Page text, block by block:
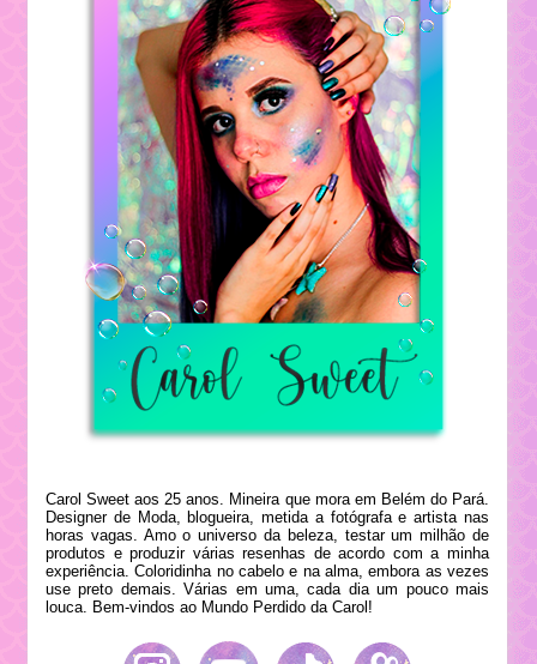
Carol Sweet aos 25 anos. Mineira que mora em Belém do Pará.
Designer de Moda, blogueira, metida a fotógrafa e artista nas
horas vagas. Amo o universo da beleza, testar um milhão de
produtos e produzir várias resenhas de acordo com a minha
experiência. Coloridinha no cabelo e na alma, embora as vezes
use preto demais. Várias em uma, cada dia um pouco mais
louca. Bem-vindos ao Mundo Perdido da Carol!